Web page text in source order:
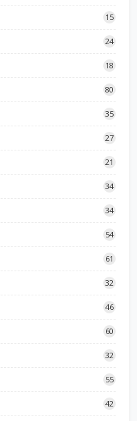
15
24
18
80
35
27
21
34
34
54
61
32
46
60
32
55
42